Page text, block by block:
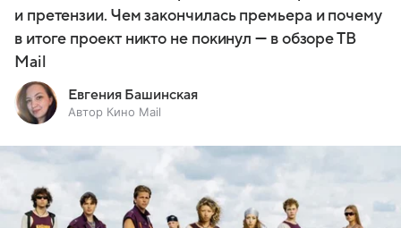
и претензии. Чем закончилась премьера и почему
в итоге проект никто не покинул — в обзоре ТВ
Mail
Евгения Башинская
Автор Кино Mail